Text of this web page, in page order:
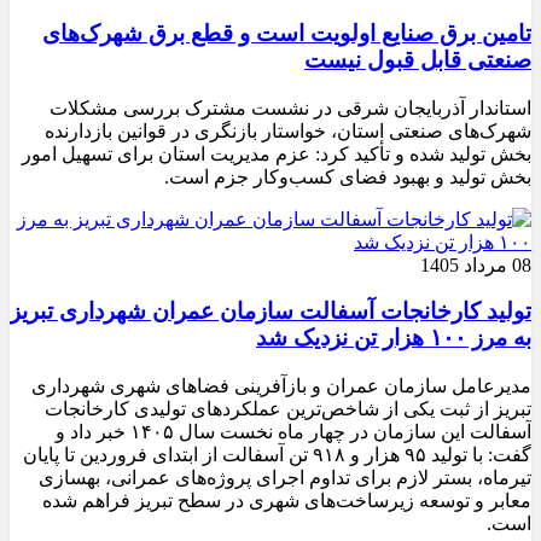
تامین برق صنایع اولویت است و قطع برق شهرک‌های
صنعتی قابل قبول نیست
استاندار آذربایجان شرقی در نشست مشترک بررسی مشکلات
شهرک‌های صنعتی استان، خواستار بازنگری در قوانین بازدارنده
بخش تولید شده و تأکید کرد: عزم مدیریت استان برای تسهیل امور
بخش تولید و بهبود فضای کسب‌وکار جزم است.
08 مرداد 1405
تولید کارخانجات آسفالت سازمان عمران شهرداری تبریز
به مرز ۱۰۰ هزار تن نزدیک شد
مدیرعامل سازمان عمران و بازآفرینی فضاهای شهری شهرداری
تبریز از ثبت یکی از شاخص‌ترین عملکردهای تولیدی کارخانجات
آسفالت این سازمان در چهار ماه نخست سال ۱۴۰۵ خبر داد و
گفت: با تولید ۹۵ هزار و ۹۱۸ تن آسفالت از ابتدای فروردین تا پایان
تیرماه، بستر لازم برای تداوم اجرای پروژه‌های عمرانی، بهسازی
معابر و توسعه زیرساخت‌های شهری در سطح تبریز فراهم شده
است.